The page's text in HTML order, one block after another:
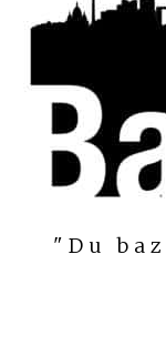
"Du